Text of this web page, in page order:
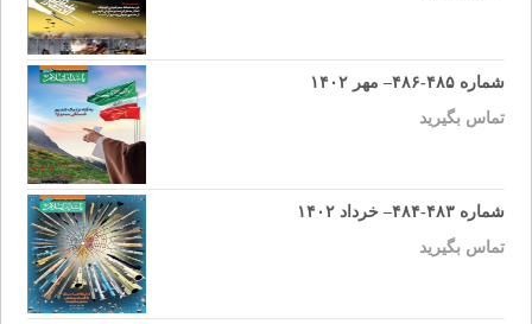
شماره ۴۸۵-۴۸۶– مهر ۱۴۰۲
تماس بگیرید
شماره ۴۸۳-۴۸۴– خرداد ۱۴۰۲
تماس بگیرید